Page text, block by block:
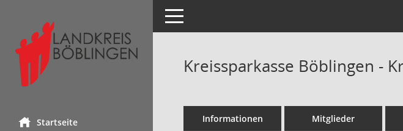
Startseite
Toggle navigation
Kreissparkasse Böblingen -
Informationen Mitglieder